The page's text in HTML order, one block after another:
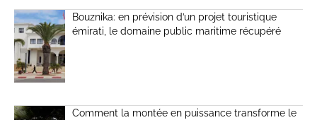
Bouznika: en prévision d’un projet touristique
émirati, le domaine public maritime récupéré
Comment la montée en puissance transforme le